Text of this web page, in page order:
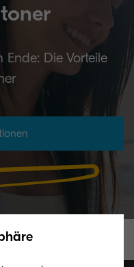
Ende: Die Vorteile